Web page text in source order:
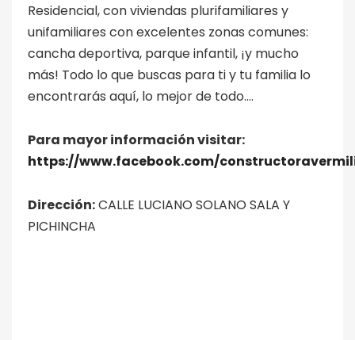
Residencial, con viviendas plurifamiliares y
unifamiliares con excelentes zonas comunes:
cancha deportiva, parque infantil, ¡y mucho
más! Todo lo que buscas para ti y tu familia lo
encontrarás aquí, lo mejor de todo….
Para mayor información visitar:
https://www.facebook.com/
Dirección:CALLE LUCIANO SOLANO SALA Y
PICHINCHA